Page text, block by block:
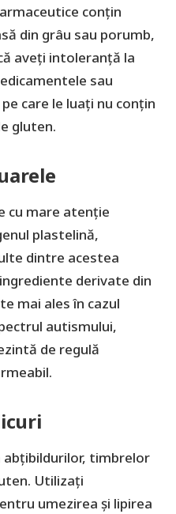
conțin
din grâu sau porumb,
aveți intoleranță la
sau
care le luați nu conțin
gluten.
cu mare atenție
plastelină,
dintre acestea
derivate din
mai ales în cazul
autismului,
de regulă
abțibildurilor, timbrelor
Utilizați
umezirea și lipirea